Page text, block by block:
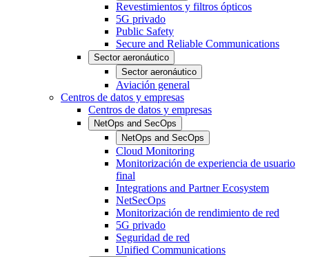
Revestimientos y filtros ópticos
5G privado
Public Safety
Secure and Reliable Communications
Sector aeronáutico
Sector aeronáutico
Aviación general
Centros de datos y empresas
Centros de datos y empresas
NetOps and SecOps
NetOps and SecOps
Cloud Monitoring
Monitorización de experiencia de usuario
final
Integrations and Partner Ecosystem
NetSecOps
Monitorización de rendimiento de red
5G privado
Seguridad de red
Unified Communications